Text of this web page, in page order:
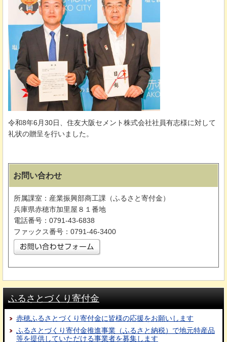
令和8年6月30日、住友大阪セメント株式会社社員有志様に対して
礼状の贈呈を行いました。
お問い合わせ
所属課室：産業振興部商工課（ふるさと寄付金）
兵庫県赤穂市加里屋８１番地
電話番号：0791-43-6838
ファックス番号：0791-46-3400
ふるさとづくり寄付金
赤穂ふるさとづくり寄付金に皆様の応援をお願いします
ふるさとづくり寄付金推進事業（ふるさと納税）で地元特産品
等を提供していただける事業者を募集します